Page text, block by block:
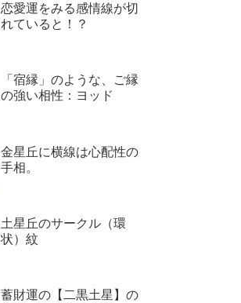
恋愛運をみる感情線が切
れていると！？
「宿縁」のような、ご縁
の強い相性：ヨッド
金星丘に横線は心配性の
手相。
土星丘のサークル（環
状）紋
蓄財運の【二黒土星】の